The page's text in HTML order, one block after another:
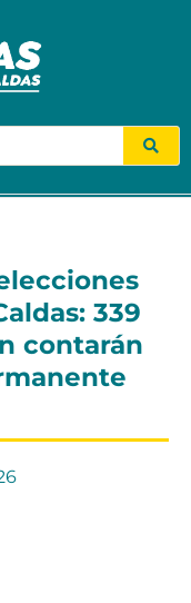
339
contarán